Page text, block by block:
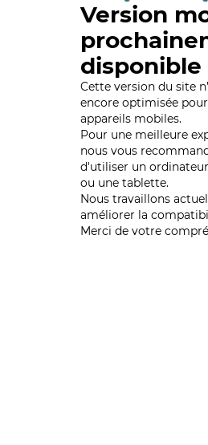
Version
disponible
Cette version du site
encore optimisée
appareils mobiles.
Pour une meilleure
nous vous
d'utiliser un
ou une tablette.
Nous travaillons
améliorer la
Merci de votre